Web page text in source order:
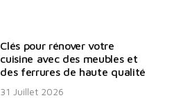
Clés pour rénover votre
cuisine avec des meubles et
des ferrures de haute qualité
31 Juillet 2026